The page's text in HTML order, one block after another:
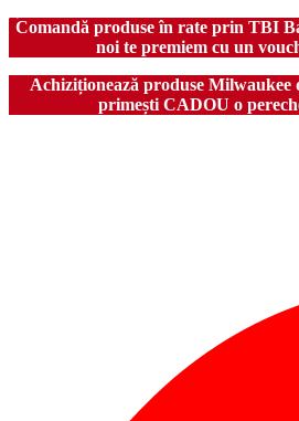
Comandă produse în rate prin TBI
noi te premiem cu un
Achiziționează produse Milwaukee
primești CADOU o